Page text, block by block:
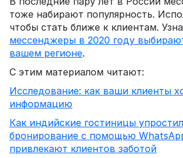
тоже набирают популярность.
чтобы стать ближе к клиентам.
мессенджеры в 2020 году
вашем регионе.
С этим материалом читают:
Исследование: как ваши клиенты
информацию
Как индийские гостиницы
бронирование с помощью
привлекают клиентов заботой